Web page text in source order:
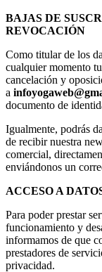
BAJAS DE
REVOCACIÓN
Como titular de los
cualquier momento
cancelación y
a
documento de
Igualmente, podrás
de recibir nuestra
comercial,
enviándonos un
ACCESO A
Para poder prestar
funcionamiento y
informamos de que
prestadores de
privacidad.